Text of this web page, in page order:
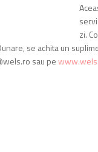
zi.
se achita un
sau pe